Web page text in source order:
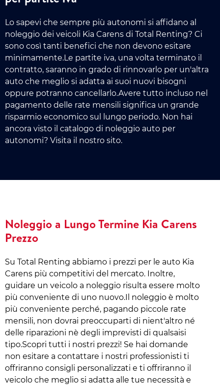
Lo sapevi che sempre più autonomi si affidano al
noleggio dei veicoli Kia Carens di Total Renting? Ci
sono così tanti benefici che non devono esitare
minimamente.Le partite iva, una volta terminato il
contratto, saranno in grado di rinnovarlo per un'altra
auto che meglio si adatta ai suoi nuovi bisogni
oppure potranno cancellarlo.Avere tutto incluso nel
pagamento delle rate mensili significa un grande
risparmio economico sul lungo periodo. Non hai
ancora visto il catalogo di noleggio auto per
autonomi? Visita il nostro sito.
Noleggio a Lungo Termine Kia Carens
Prezzo
Su Total Renting abbiamo i prezzi per le auto Kia
Carens più competitivi del mercato. Inoltre,
guidare un veicolo a noleggio risulta essere molto
più conveniente di uno nuovo.Il noleggio è molto
più conveniente perché, pagando piccole rate
mensili, non dovrai preoccuparti di nient'altro né
delle riparazioni nè degli imprevisti di qualsaisi
tipo.Scopri tutti i nostri prezzi! Se hai domande
non esitare a contattare i nostri professionisti ti
offriranno consigli personalizzati e ti offriranno il
veicolo che meglio si adatta alle tue necessità e